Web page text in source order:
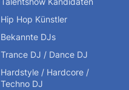
Hip Hop Künstler
Bekannte DJs
Trance DJ / Dance DJ
Hardstyle / Hardcore /
Techno DJ